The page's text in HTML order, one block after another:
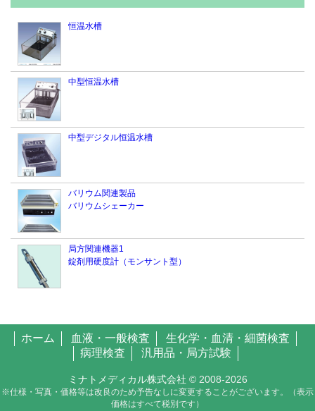
恒温水槽
中型恒温水槽
中型デジタル恒温水槽
バリウム関連製品
バリウムシェーカー
局方関連機器1
錠剤用硬度計（モンサント型）
ホーム 血液・一般検査
生化学・血清・細菌検査
病理検査
汎用品・局方試験
ミナトメディカル株式会社 © 2008-2026
※仕様・写真・価格等は改良のため予告なしに変更することがございます。（表示
価格はすべて税別です）